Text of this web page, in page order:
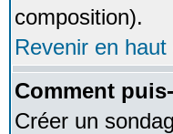
composition).
Revenir en
Comment
Créer un